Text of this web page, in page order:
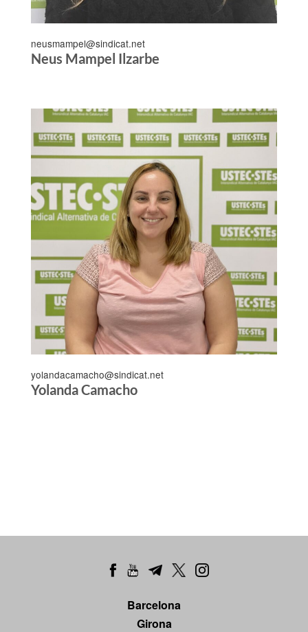
Sant Martí.
neusmampel@sindicat.net
Neus Mampel Ilzarbe
yolandacamacho@sindicat.net
Yolanda Camacho
Barcelona
Girona